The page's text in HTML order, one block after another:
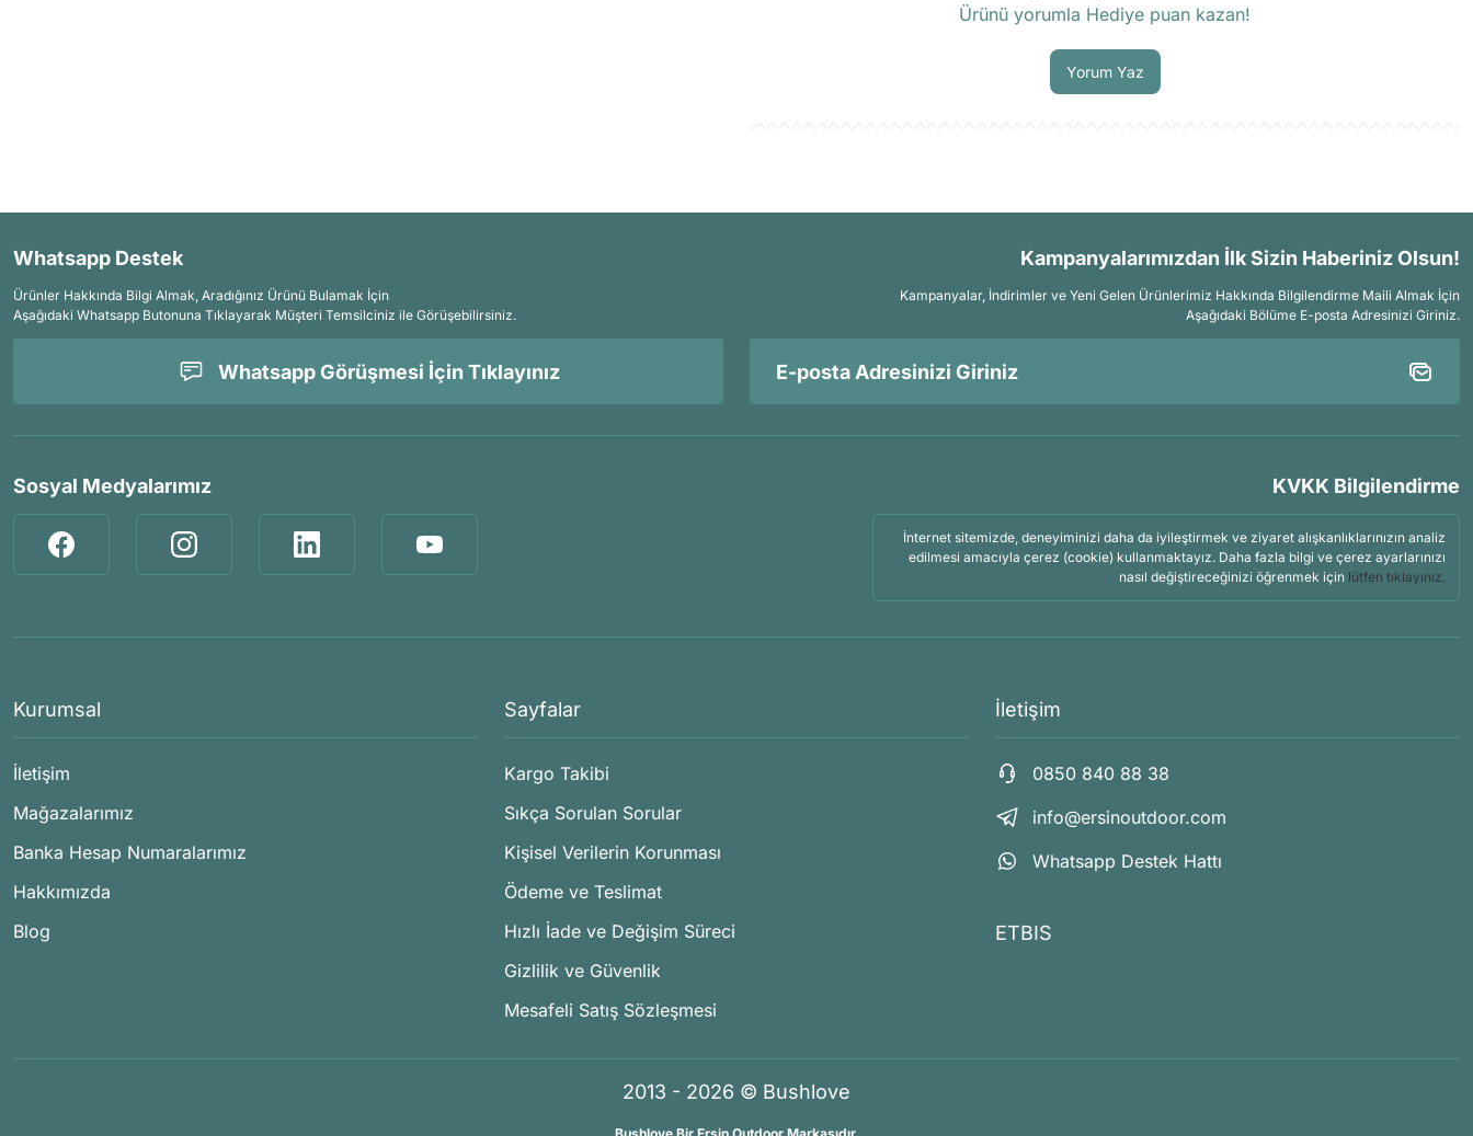
Ürünü yorumla Hediye puan kazan!
Yorum Yaz
Whatsapp Destek
Ürünler Hakkında Bilgi Almak, Aradığınız Ürünü Bulamak İçin
Aşağıdaki Whatsapp Butonuna Tıklayarak Müşteri Temsilciniz ile Görüşebilirsiniz.
Whatsapp Görüşmesi İçin Tıklayınız
Kampanyalarımızdan İlk Sizin Haberiniz Olsun!
Kampanyalar, İndirimler ve Yeni Gelen Ürünlerimiz Hakkında Bilgilendirme Maili Almak İçin
Aşağıdaki Bölüme E-posta Adresinizi Giriniz.
Sosyal Medyalarımız KVKK Bilgilendirme
İnternet sitemizde, deneyiminizi daha da iyileştirmek ve ziyaret alışkanlıklarınızın analiz
edilmesi amacıyla çerez (cookie) kullanmaktayız. Daha fazla bilgi ve çerez ayarlarınızı
nasıl değiştireceğinizi öğrenmek için lütfen tıklayınız.
Kurumsal
İletişim
Mağazalarımız
Banka Hesap Numaralarımız
Hakkımızda
Blog
Sayfalar
Kargo Takibi
Sıkça Sorulan Sorular
Kişisel Verilerin Korunması
Ödeme ve Teslimat
Hızlı İade ve Değişim Süreci
Gizlilik ve Güvenlik
Mesafeli Satış Sözleşmesi
İletişim
0850 840 88 38
info@ersinoutdoor.com
Whatsapp Destek Hattı
ETBIS
2013 - 2026 © Bushlove